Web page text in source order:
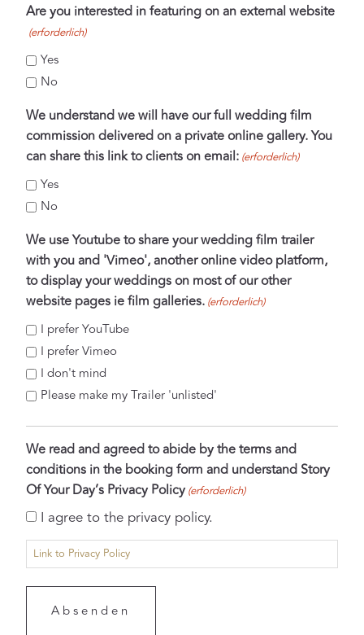
Are you interested in featuring on an external website
(erforderlich)
Yes
No
We understand we will have our full wedding film
commission delivered on a private online gallery. You
can share this link to clients on email: (erforderlich)
Yes
No
We use Youtube to share your wedding film trailer
with you and 'Vimeo', another online video platform,
to display your weddings on most of our other
website pages ie film galleries. (erforderlich)
I prefer YouTube
I prefer Vimeo
I don't mind
Please make my Trailer 'unlisted'
We read and agreed to abide by the terms and
conditions in the booking form and understand Story
Of Your Day’s Privacy Policy (erforderlich)
I agree to the privacy policy.
Link to Privacy Policy